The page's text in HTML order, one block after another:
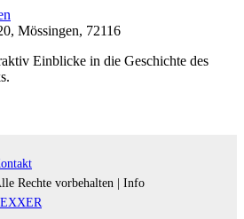
Mössingen, 72116
Einblicke in die Geschichte des
Rechte vorbehalten |
Info